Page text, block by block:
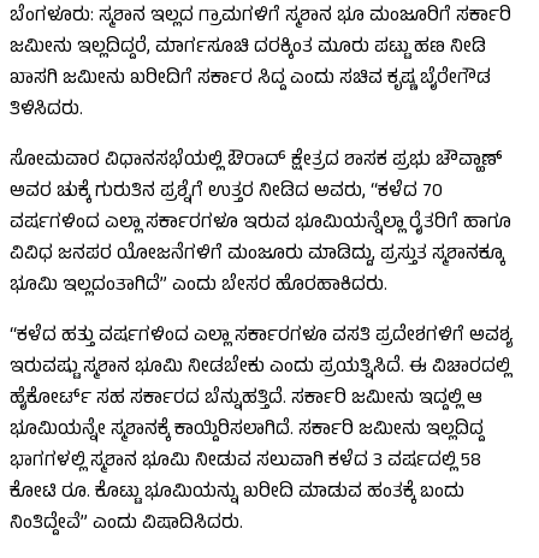
ಬೆಂಗಳೂರು: ಸ್ಮಶಾನ ಇಲ್ಲದ ಗ್ರಾಮಗಳಿಗೆ ಸ್ಮಶಾನ ಭೂ ಮಂಜೂರಿಗೆ ಸರ್ಕಾರಿ
ಜಮೀನು ಇಲ್ಲದಿದ್ದರೆ, ಮಾರ್ಗಸೂಚಿ ದರಕ್ಕಿಂತ ಮೂರು ಪಟ್ಟು ಹಣ ನೀಡಿ
ಖಾಸಗಿ ಜಮೀನು ಖರೀದಿಗೆ ಸರ್ಕಾರ ಸಿದ್ದ ಎಂದು ಸಚಿವ ಕೃಷ್ಣ ಬೈರೇಗೌಡ
ತಿಳಿಸಿದರು.
ಸೋಮವಾರ ವಿಧಾನಸಭೆಯಲ್ಲಿ ಔರಾದ್ ಕ್ಷೇತ್ರದ ಶಾಸಕ ಪ್ರಭು ಚೌವ್ಹಾಣ್
ಅವರ ಚುಕ್ಕೆ ಗುರುತಿನ ಪ್ರಶ್ನೆಗೆ ಉತ್ತರ ನೀಡಿದ ಅವರು, “ಕಳೆದ 70
ವರ್ಷಗಳಿಂದ ಎಲ್ಲಾ ಸರ್ಕಾರಗಳೂ ಇರುವ ಭೂಮಿಯನ್ನೆಲ್ಲಾ ರೈತರಿಗೆ ಹಾಗೂ
ವಿವಿಧ ಜನಪರ ಯೋಜನೆಗಳಿಗೆ ಮಂಜೂರು ಮಾಡಿದ್ದು, ಪ್ರಸ್ತುತ ಸ್ಮಶಾನಕ್ಕೂ
ಭೂಮಿ ಇಲ್ಲದಂತಾಗಿದೆ” ಎಂದು ಬೇಸರ ಹೊರಹಾಕಿದರು.
“ಕಳೆದ ಹತ್ತು ವರ್ಷಗಳಿಂದ ಎಲ್ಲಾ ಸರ್ಕಾರಗಳೂ ವಸತಿ ಪ್ರದೇಶಗಳಿಗೆ ಅವಶ್ಯ
ಇರುವಷ್ಟು ಸ್ಮಶಾನ ಭೂಮಿ ನೀಡಬೇಕು ಎಂದು ಪ್ರಯತ್ನಿಸಿದೆ. ಈ ವಿಚಾರದಲ್ಲಿ
ಹೈಕೋರ್ಟ್ ಸಹ ಸರ್ಕಾರದ ಬೆನ್ನುಹತ್ತಿದೆ. ಸರ್ಕಾರಿ ಜಮೀನು ಇದ್ದಲ್ಲಿ ಆ
ಭೂಮಿಯನ್ನೇ ಸ್ಮಶಾನಕ್ಕೆ ಕಾಯ್ದಿರಿಸಲಾಗಿದೆ. ಸರ್ಕಾರಿ ಜಮೀನು ಇಲ್ಲದಿದ್ದ
ಭಾಗಗಳಲ್ಲಿ ಸ್ಮಶಾನ ಭೂಮಿ ನೀಡುವ ಸಲುವಾಗಿ ಕಳೆದ 3 ವರ್ಷದಲ್ಲಿ 58
ಕೋಟಿ ರೂ. ಕೊಟ್ಟು ಭೂಮಿಯನ್ನು ಖರೀದಿ ಮಾಡುವ ಹಂತಕ್ಕೆ ಬಂದು
ನಿಂತಿದ್ದೇವೆ” ಎಂದು ವಿಷಾದಿಸಿದರು.